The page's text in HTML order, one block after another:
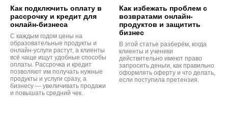
Как подключить оплату в
рассрочку и кредит для
онлайн-бизнеса
С каждым годом цены на
образовательные продукты и
онлайн-услуги растут, а клиенты
всё чаще ищут удобные способы
оплаты. Рассрочка и кредит
позволяют им получать нужные
продукты и услуги сразу, а
бизнесу — увеличивать продажи
и повышать средний чек.
Как избежать проблем с
возвратами онлайн-
продуктов и защитить
бизнес
В этой статье разберём, когда
клиенты и ученики
действительно имеют право
запросить деньги, как правильно
оформлять оферту и что делать,
если поступила претензия.